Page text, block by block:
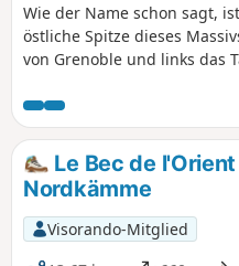
Wie der Name schon sagt,
östliche Spitze dieses
von Grenoble und links das
Le Bec de
Nordkämme
Visorando-Mitglied